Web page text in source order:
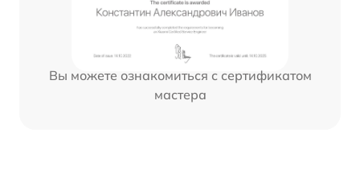
Вы можете ознакомиться с сертификатом
мастера